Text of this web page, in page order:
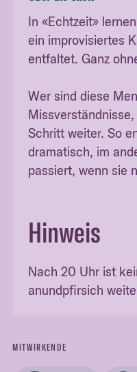
In «Echtzeit»
ein improvisiertes
entfaltet. Ganz
Wer sind diese
Schritt weiter. So
dramatisch, im
passiert, wenn sie
Hinweis
Nach 20 Uhr ist
anundpfirsich
MITWIRKENDE